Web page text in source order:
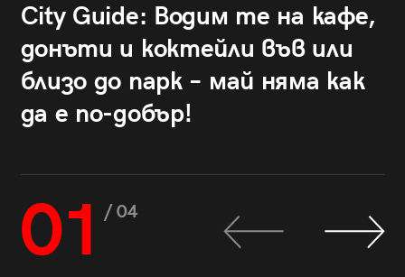
City Guide: Водим те на кафе,
донъти и коктейли във или
близо до парк – май няма как
да е по-добър!
01 / 04